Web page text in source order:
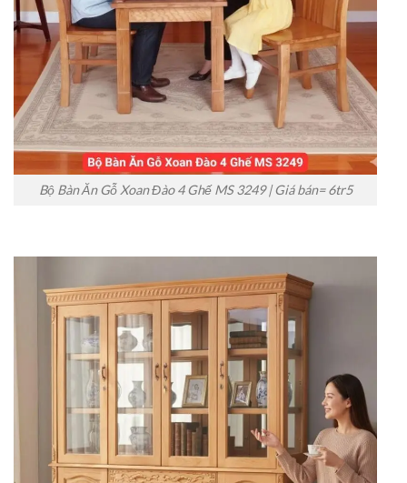
Bộ Bàn Ăn Gỗ Xoan Đào 4 Ghế MS 3249 | Giá bán= 6tr5